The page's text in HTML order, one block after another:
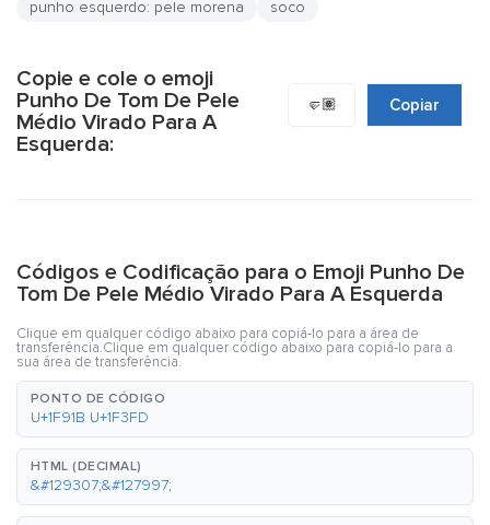
punho esquerdo: pele morena
soco
Copie e cole o emoji
Punho De Tom De Pele
Médio Virado Para A
Esquerda:
🤛🏽 Copiar
Códigos e Codificação para o Emoji Punho De
Tom De Pele Médio Virado Para A Esquerda
Clique em qualquer código abaixo para copiá-lo para a área de
transferência.Clique em qualquer código abaixo para copiá-lo para a
sua área de transferência.
PONTO DE CÓDIGO
U+1F91B U+1F3FD
HTML (DECIMAL)
&#129307;&#127997;